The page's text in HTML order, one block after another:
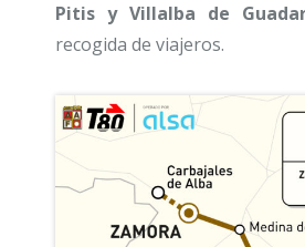
Pitis y Villalba de
recogida de viajeros.